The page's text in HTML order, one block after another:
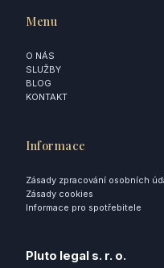
Menu
O NÁS
SLUŽBY
BLOG
KONTAKT
Informace
Zásady zpracování osobních
Zásady cookies
Informace pro spotřebitele
Pluto legal s. r. o.